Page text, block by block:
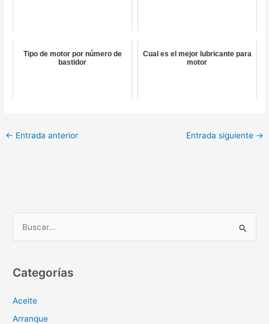
Tipo de motor por número de
bastidor
Cual es el mejor lubricante para
motor
← Entrada anterior Entrada siguiente →
c
r
p
Categorías
Aceite
Arranque